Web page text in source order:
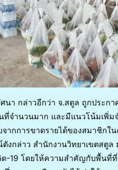
นา กล่าวอีกว่า จ.สตูล ถูกประก
ที่จำนวนมาก และมีแนวโน้มเพิ่ม
จากการขาดรายได้ของสมาชิก
งกล่าว สำนักงานวิทยาเขตสตูล
-19 โดยให้ความสำคัญกับพื้นที่